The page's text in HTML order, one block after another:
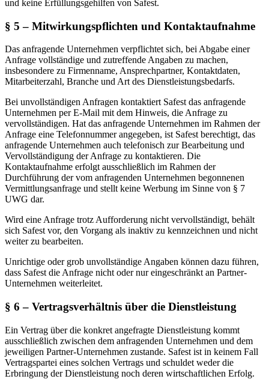
und keine Erfüllungsgehilfen von Safest.
§ 5 – Mitwirkungspflichten und Kontaktaufnahme
Das anfragende Unternehmen verpflichtet sich, bei Abgabe einer
Anfrage vollständige und zutreffende Angaben zu machen,
insbesondere zu Firmenname, Ansprechpartner, Kontaktdaten,
Mitarbeiterzahl, Branche und Art des Dienstleistungsbedarfs.
Bei unvollständigen Anfragen kontaktiert Safest das anfragende
Unternehmen per E-Mail mit dem Hinweis, die Anfrage zu
vervollständigen. Hat das anfragende Unternehmen im Rahmen der
Anfrage eine Telefonnummer angegeben, ist Safest berechtigt, das
anfragende Unternehmen auch telefonisch zur Bearbeitung und
Vervollständigung der Anfrage zu kontaktieren. Die
Kontaktaufnahme erfolgt ausschließlich im Rahmen der
Durchführung der vom anfragenden Unternehmen begonnenen
Vermittlungsanfrage und stellt keine Werbung im Sinne von § 7
UWG dar.
Wird eine Anfrage trotz Aufforderung nicht vervollständigt, behält
sich Safest vor, den Vorgang als inaktiv zu kennzeichnen und nicht
weiter zu bearbeiten.
Unrichtige oder grob unvollständige Angaben können dazu führen,
dass Safest die Anfrage nicht oder nur eingeschränkt an Partner-
Unternehmen weiterleitet.
§ 6 – Vertragsverhältnis über die Dienstleistung
Ein Vertrag über die konkret angefragte Dienstleistung kommt
ausschließlich zwischen dem anfragenden Unternehmen und dem
jeweiligen Partner-Unternehmen zustande. Safest ist in keinem Fall
Vertragspartei eines solchen Vertrags und schuldet weder die
Erbringung der Dienstleistung noch deren wirtschaftlichen Erfolg.